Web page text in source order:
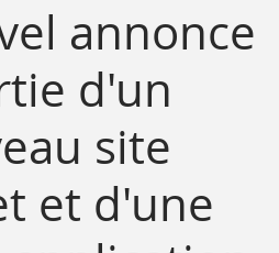
annonce
d'un
site
et d'une